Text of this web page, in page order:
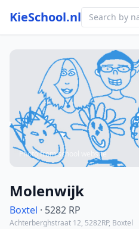
KieSchool.nl
Photo from school website
Molenwijk
Boxtel · 5282 RP
Achterberghstraat 12, 5282RP, Boxtel